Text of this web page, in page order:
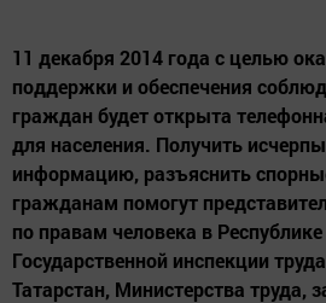
11 декабря 2014 года с целью
поддержки и обеспечения
граждан будет открыта
для населения. Получить
информацию, разъяснить
гражданам помогут
по правам человека в Республике
Государственной инспекции
Татарстан, Министерства труда,